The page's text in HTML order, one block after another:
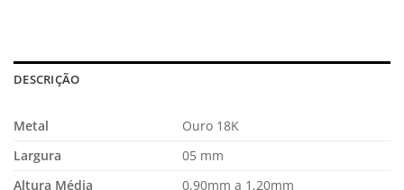
DESCRIÇÃO
Metal
Ouro 18K
Largura
05 mm
Altura Média
0,90mm a 1,20mm